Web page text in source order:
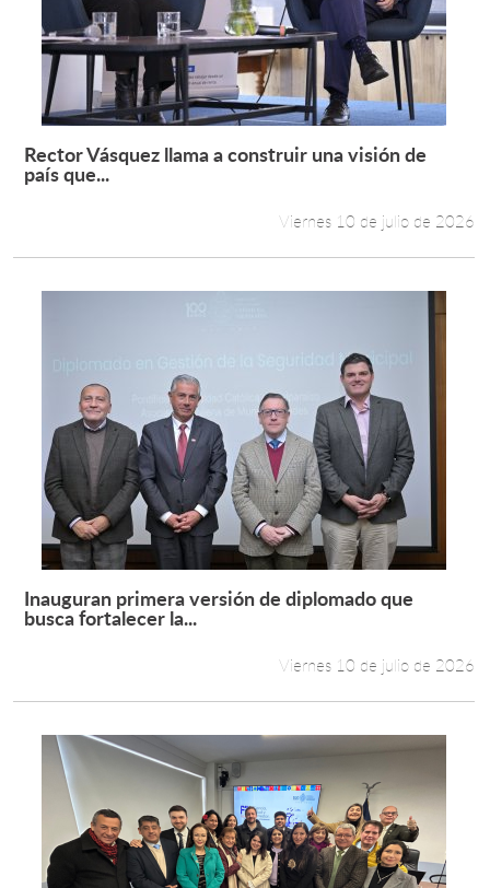
Leer más +
Rector Vásquez llama a construir una visión de
país que...
Viernes 10 de julio de 2026
Leer más +
Inauguran primera versión de diplomado que
busca fortalecer la...
Viernes 10 de julio de 2026